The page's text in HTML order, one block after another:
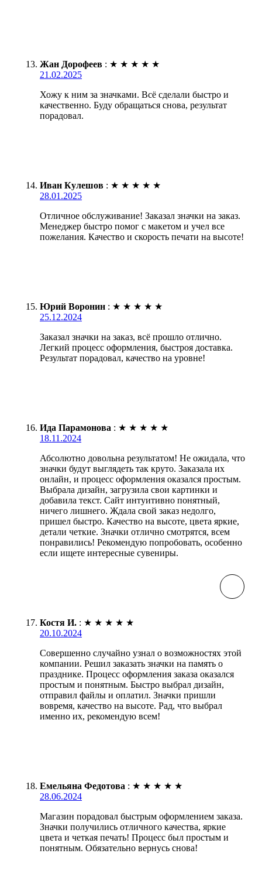
Жан Дорофеев : ★ ★ ★ ★ ★
21.02.2025
Хожу к ним за значками. Всё сделали быстро и
качественно. Буду обращаться снова, результат
порадовал.
Иван Кулешов : ★ ★ ★ ★ ★
28.01.2025
Отличное обслуживание! Заказал значки на заказ.
Менеджер быстро помог с макетом и учел все
пожелания. Качество и скорость печати на высоте!
Юрий Воронин : ★ ★ ★ ★ ★
25.12.2024
Заказал значки на заказ, всё прошло отлично.
Легкий процесс оформления, быстроя доставка.
Результат порадовал, качество на уровне!
Ида Парамонова : ★ ★ ★ ★ ★
18.11.2024
Абсолютно довольна результатом! Не ожидала, что
значки будут выглядеть так круто. Заказала их
онлайн, и процесс оформления оказался простым.
Выбрала дизайн, загрузила свои картинки и
добавила текст. Сайт интуитивно понятный,
ничего лишнего. Ждала свой заказ недолго,
пришел быстро. Качество на высоте, цвета яркие,
детали четкие. Значки отлично смотрятся, всем
понравились! Рекомендую попробовать, особенно
если ищете интересные сувениры.
Костя И. : ★ ★ ★ ★ ★
20.10.2024
Совершенно случайно узнал о возможностях этой
компании. Решил заказать значки на память о
празднике. Процесс оформления заказа оказался
простым и понятным. Быстро выбрал дизайн,
отправил файлы и оплатил. Значки пришли
вовремя, качество на высоте. Рад, что выбрал
именно их, рекомендую всем!
Емельяна Федотова : ★ ★ ★ ★ ★
28.06.2024
Магазин порадовал быстрым оформлением заказа.
Значки получились отличного качества, яркие
цвета и четкая печать! Процесс был простым и
понятным. Обязательно вернусь снова!